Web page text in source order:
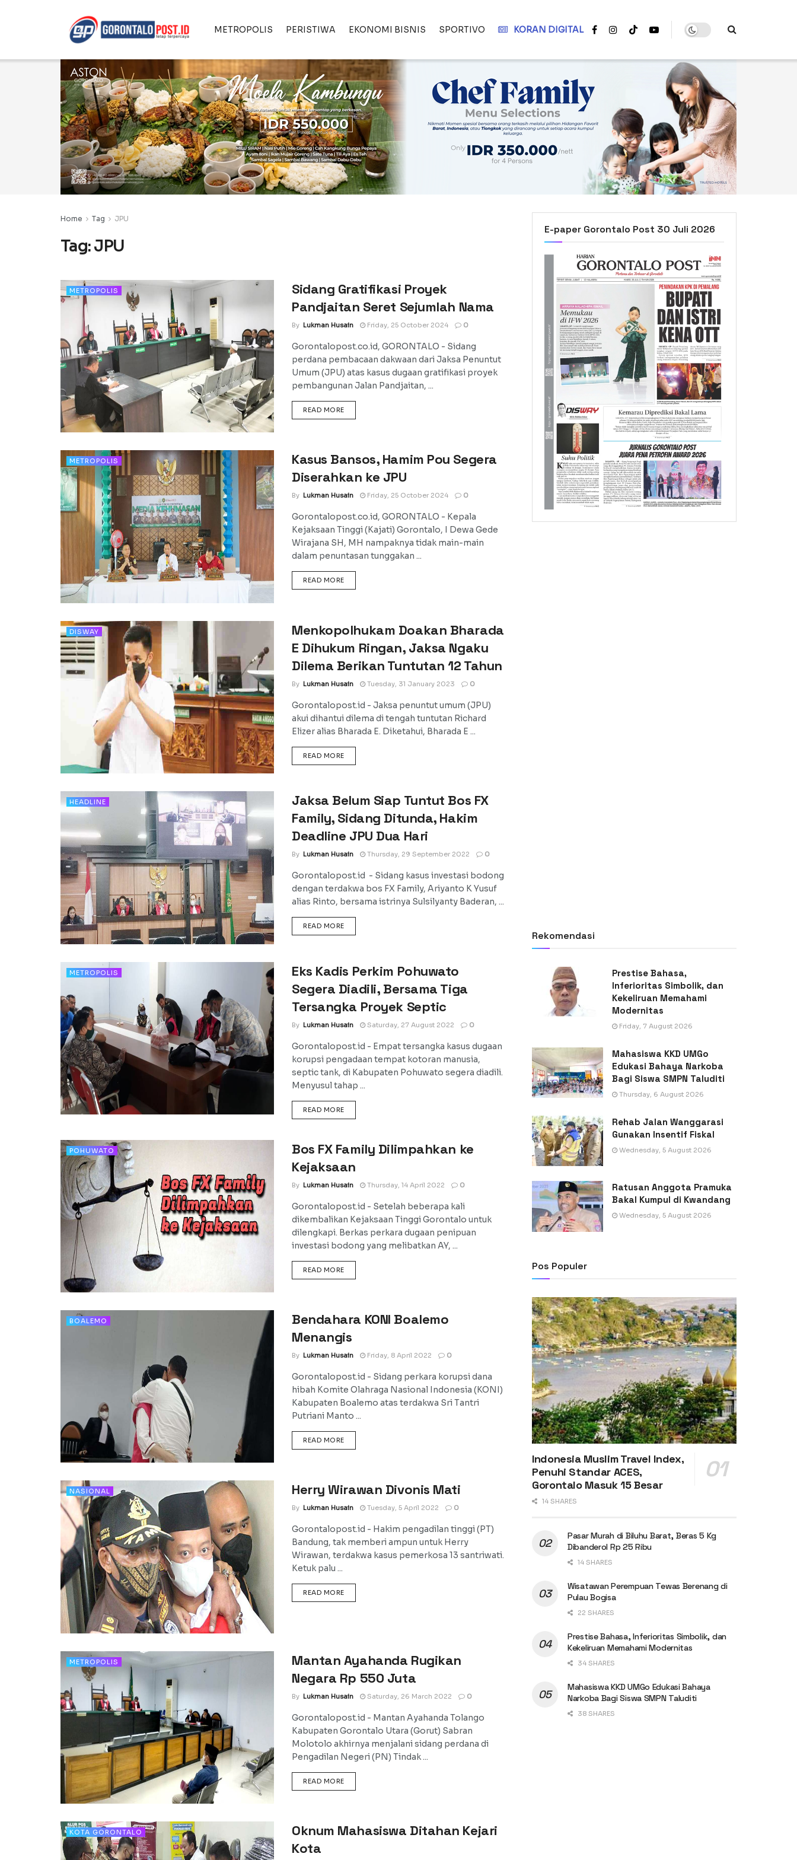
METROPOLIS PERISTIWA EKONOMI BISNIS SPORTIVO KORAN DIGITAL
Home Tag JPU
Tag:JPU
METROPOLIS
Sidang Gratifikasi Proyek
Pandjaitan Seret Sejumlah Nama
By Lukman Husain Friday, 25 October 2024 0
Gorontalopost.co.id, GORONTALO - Sidang
perdana pembacaan dakwaan dari Jaksa Penuntut
Umum (JPU) atas kasus dugaan gratifikasi proyek
pembangunan Jalan Pandjaitan, ...
READ MOREDETAILS
METROPOLIS
Kasus Bansos, Hamim Pou Segera
Diserahkan ke JPU
By Lukman Husain Friday, 25 October 2024 0
Gorontalopost.co.id, GORONTALO - Kepala
Kejaksaan Tinggi (Kajati) Gorontalo, I Dewa Gede
Wirajana SH, MH nampaknya tidak main-main
dalam penuntasan tunggakan ...
READ MOREDETAILS
DISWAY
Menkopolhukam Doakan Bharada
E Dihukum Ringan, Jaksa Ngaku
Dilema Berikan Tuntutan 12 Tahun
By Lukman Husain Tuesday, 31 January 2023 0
Gorontalopost.id - Jaksa penuntut umum (JPU)
akui dihantui dilema di tengah tuntutan Richard
Elizer alias Bharada E. Diketahui, Bharada E ...
READ MOREDETAILS
HEADLINE
Jaksa Belum Siap Tuntut Bos FX
Family, Sidang Ditunda, Hakim
Deadline JPU Dua Hari
By Lukman Husain Thursday, 29 September 2022 0
Gorontalopost.id - Sidang kasus investasi bodong
dengan terdakwa bos FX Family, Ariyanto K Yusuf
alias Rinto, bersama istrinya Sulsilyanty Baderan, ...
READ MOREDETAILS
METROPOLIS
Eks Kadis Perkim Pohuwato
Segera Diadili, Bersama Tiga
Tersangka Proyek Septic
By Lukman Husain Saturday, 27 August 2022 0
Gorontalopost.id - Empat tersangka kasus dugaan
korupsi pengadaan tempat kotoran manusia,
septic tank, di Kabupaten Pohuwato segera diadili.
Menyusul tahap ...
READ MOREDETAILS
POHUWATO
Bos FX Family Dilimpahkan ke
Kejaksaan
By Lukman Husain Thursday, 14 April 2022 0
Gorontalopost.id - Setelah beberapa kali
dikembalikan Kejaksaan Tinggi Gorontalo untuk
dilengkapi. Berkas perkara dugaan penipuan
investasi bodong yang melibatkan AY, ...
READ MOREDETAILS
BOALEMO
Bendahara KONI Boalemo
Menangis
By Lukman Husain Friday, 8 April 2022 0
Gorontalopost.id - Sidang perkara korupsi dana
hibah Komite Olahraga Nasional Indonesia (KONI)
Kabupaten Boalemo atas terdakwa Sri Tantri
Putriani Manto ...
READ MOREDETAILS
NASIONAL Herry Wirawan Divonis Mati
By Lukman Husain Tuesday, 5 April 2022 0
Gorontalopost.id - Hakim pengadilan tinggi (PT)
Bandung, tak memberi ampun untuk Herry
Wirawan, terdakwa kasus pemerkosa 13 santriwati.
Ketuk palu ...
READ MOREDETAILS
METROPOLIS
Mantan Ayahanda Rugikan
Negara Rp 550 Juta
By Lukman Husain Saturday, 26 March 2022 0
Gorontalopost.id - Mantan Ayahanda Tolango
Kabupaten Gorontalo Utara (Gorut) Sabran
Molotolo akhirnya menjalani sidang perdana di
Pengadilan Negeri (PN) Tindak ...
READ MOREDETAILS
KOTA GORONTALO
Oknum Mahasiswa Ditahan Kejari
Kota
E-paper Gorontalo Post 30 Juli 2026
Rekomendasi
Prestise Bahasa,
Inferioritas Simbolik, dan
Kekeliruan Memahami
Modernitas
Friday, 7 August 2026
Mahasiswa KKD UMGo
Edukasi Bahaya Narkoba
Bagi Siswa SMPN Taluditi
Thursday, 6 August 2026
Rehab Jalan Wanggarasi
Gunakan Insentif Fiskal
Wednesday, 5 August 2026
Ratusan Anggota Pramuka
Bakal Kumpul di Kwandang
Wednesday, 5 August 2026
Pos Populer
Indonesia Muslim Travel Index,
Penuhi Standar ACES,
Gorontalo Masuk 15 Besar
14 SHARES
Pasar Murah di Biluhu Barat, Beras 5 Kg
Dibanderol Rp 25 Ribu
14 SHARES
Wisatawan Perempuan Tewas Berenang di
Pulau Bogisa
22 SHARES
Prestise Bahasa, Inferioritas Simbolik, dan
Kekeliruan Memahami Modernitas
34 SHARES
Mahasiswa KKD UMGo Edukasi Bahaya
Narkoba Bagi Siswa SMPN Taluditi
38 SHARES